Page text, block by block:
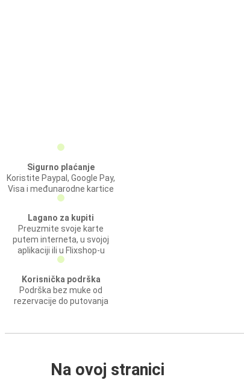
Sigurno plaćanje
Koristite Paypal, Google Pay,
Visa i međunarodne kartice
Lagano za kupiti
Preuzmite svoje karte
putem interneta, u svojoj
aplikaciji ili u Flixshop-u
Korisnička podrška
Podrška bez muke od
rezervacije do putovanja
Na ovoj stranici